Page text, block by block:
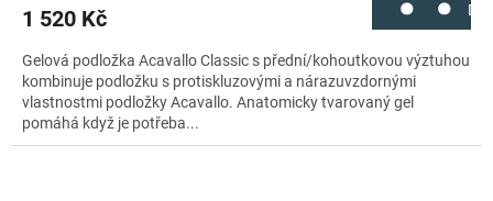
1 520 Kč Do
Gelová podložka Acavallo Classic s přední/kohoutkovou výztuhou
kombinuje podložku s protiskluzovými a nárazuvzdornými
vlastnostmi podložky Acavallo. Anatomicky tvarovaný gel
pomáhá když je potřeba...